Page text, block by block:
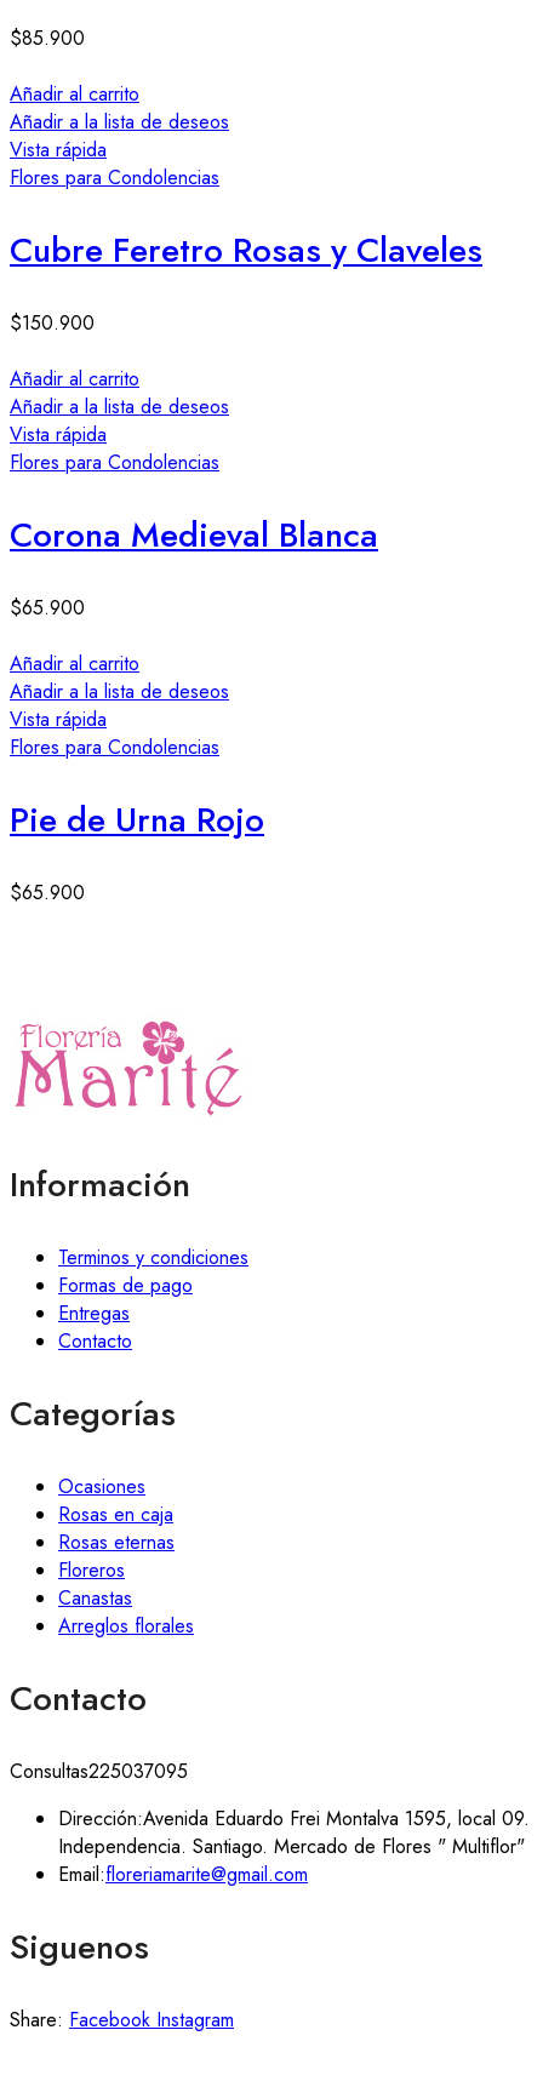
$85.900
Añadir al carrito
Añadir a la lista de deseos
Vista rápida
Flores para Condolencias
Cubre Feretro Rosas y Claveles
$150.900
Añadir al carrito
Añadir a la lista de deseos
Vista rápida
Flores para Condolencias
Corona Medieval Blanca
$65.900
Añadir al carrito
Añadir a la lista de deseos
Vista rápida
Flores para Condolencias
Pie de Urna Rojo
$65.900
Información
Terminos y condiciones
Formas de pago
Entregas
Contacto
Categorías
Ocasiones
Rosas en caja
Rosas eternas
Floreros
Canastas
Arreglos florales
Contacto
Consultas225037095
Dirección:Avenida Eduardo Frei Montalva 1595, local 09.
Independencia. Santiago. Mercado de Flores " Multiflor"
Email:floreriamarite@gmail.com
Siguenos
Share: Facebook Instagram